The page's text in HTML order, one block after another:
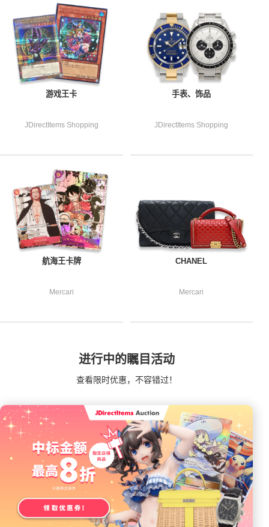
游戏王卡
JDirectItems Shopping
航海王卡牌
Mercari
手表、饰品
JDirectItems Shopping
CHANEL
Mercari
进行中的瞩目活动
查看限时优惠，不容错过！